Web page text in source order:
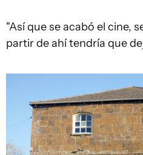
"Así que se acabó el cine,
partir de ahí tendría que